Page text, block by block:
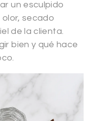
un esculpido
secado
de la clienta.
bien y qué hace